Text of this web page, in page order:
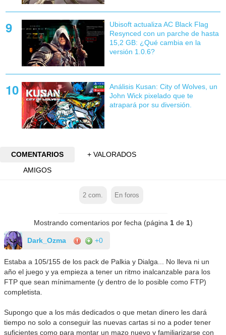
Ubisoft actualiza AC Black Flag
Resynced con un parche de hasta
15,2 GB: ¿Qué cambia en la
versión 1.0.6?
Análisis Kusan: City of Wolves, un
John Wick pixelado que te
atrapará por su diversión.
COMENTARIOS
+ VALORADOS
AMIGOS
2 com. En foros
Mostrando comentarios por fecha (página 1de 1)
Dark_Ozma +0
Estaba a 105/155 de los pack de Palkia y Dialga... No lleva ni un
año el juego y ya empieza a tener un ritmo inalcanzable para los
FTP que sean mínimamente (y dentro de lo posible como FTP)
completista.
Supongo que a los más dedicados o que metan dinero les dará
tiempo no solo a conseguir las nuevas cartas si no a poder tener
suficientes como para montar un mazo nuevo y familiarizarse con